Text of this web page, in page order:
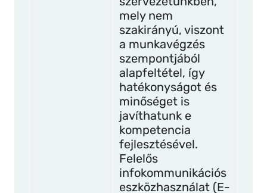
mely nem
szakirányú, viszont
a munkavégzés
szempontjából
alapfeltétel, így
hatékonyságot és
minőséget is
javíthatunk e
kompetencia
fejlesztésével.
Felelős
infokommunikációs
eszközhasználat (E-